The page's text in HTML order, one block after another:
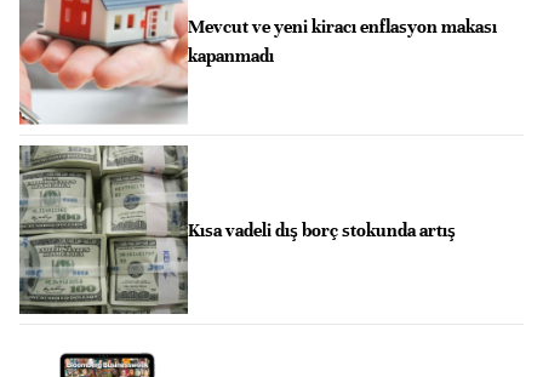
Mevcut ve yeni kiracı enflasyon makası
kapanmadı
Kısa vadeli dış borç stokunda artış